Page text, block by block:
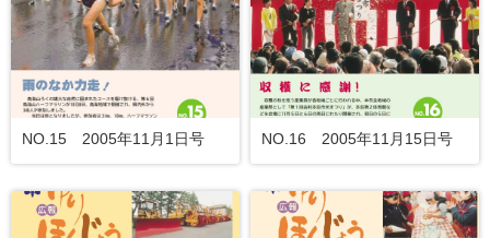
NO.15 2005年11月1日号 NO.16 2005年11月15日号